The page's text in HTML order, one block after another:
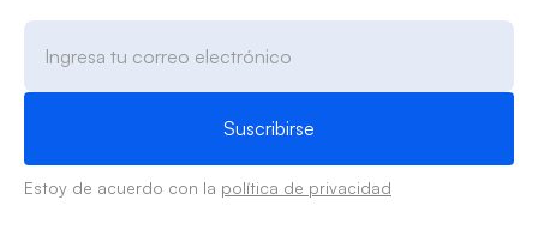
Estoy de acuerdo con la política de privacidad